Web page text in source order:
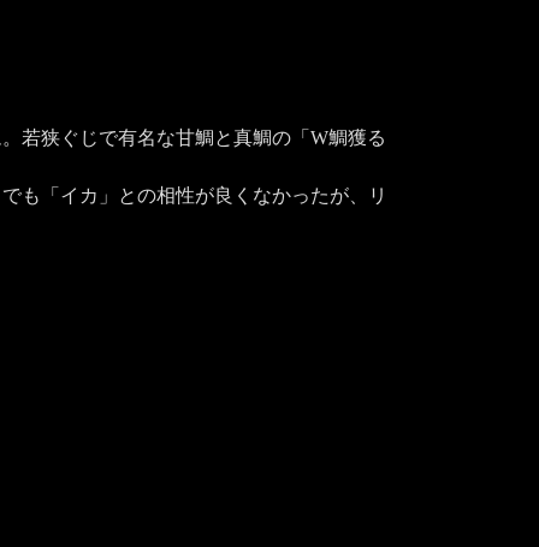
若狭ぐじで有名な甘鯛と真鯛の「W鯛獲る
も「イカ」との相性が良くなかったが、リ